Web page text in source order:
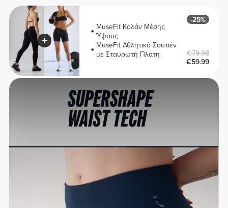
MuseFit Κολάν Μέσης
Ύψους
MuseFit Αθλητικό Σουτιέν
με Σταυρωτή Πλάτη
-25%
€79.98
€59.99